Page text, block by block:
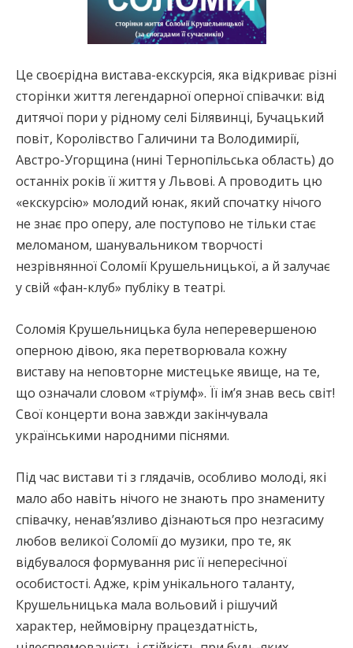
Це своєрідна вистава-екскурсія, яка відкриває різні
сторінки життя легендарної оперної співачки: від
дитячої пори у рідному селі Білявинці, Бучацький
повіт, Королівство Галичини та Володимирії,
Австро-Угорщина (нині Тернопільська область) до
останніх років її життя у Львові. А проводить цю
«екскурсію» молодий юнак, який спочатку нічого
не знає про оперу, але поступово не тільки стає
меломаном, шанувальником творчості
незрівнянної Соломії Крушельницької, а й залучає
у свій «фан-клуб» публіку в театрі.
Соломія Крушельницька була неперевершеною
оперною дівою, яка перетворювала кожну
виставу на неповторне мистецьке явище, на те,
що означали словом «тріумф». Її ім’я знав весь світ!
Свої концерти вона завжди закінчувала
українськими народними піснями.
Під час вистави ті з глядачів, особливо молоді, які
мало або навіть нічого не знають про знамениту
співачку, ненав’язливо дізнаються про незгасиму
любов великої Соломії до музики, про те, як
відбувалося формування рис її непересічної
особистості. Адже, крім унікального таланту,
Крушельницька мала вольовий і рішучий
характер, неймовірну працездатність,